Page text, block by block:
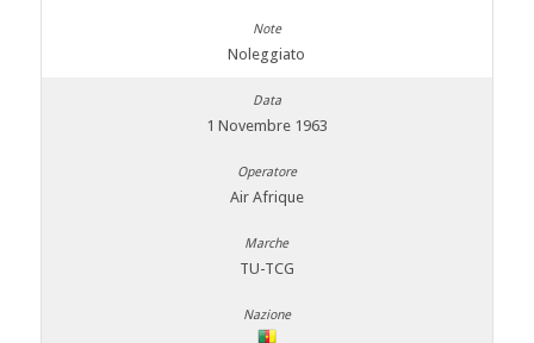
Noleggiato
1 Novembre 1963
Air Afrique
TU-TCG